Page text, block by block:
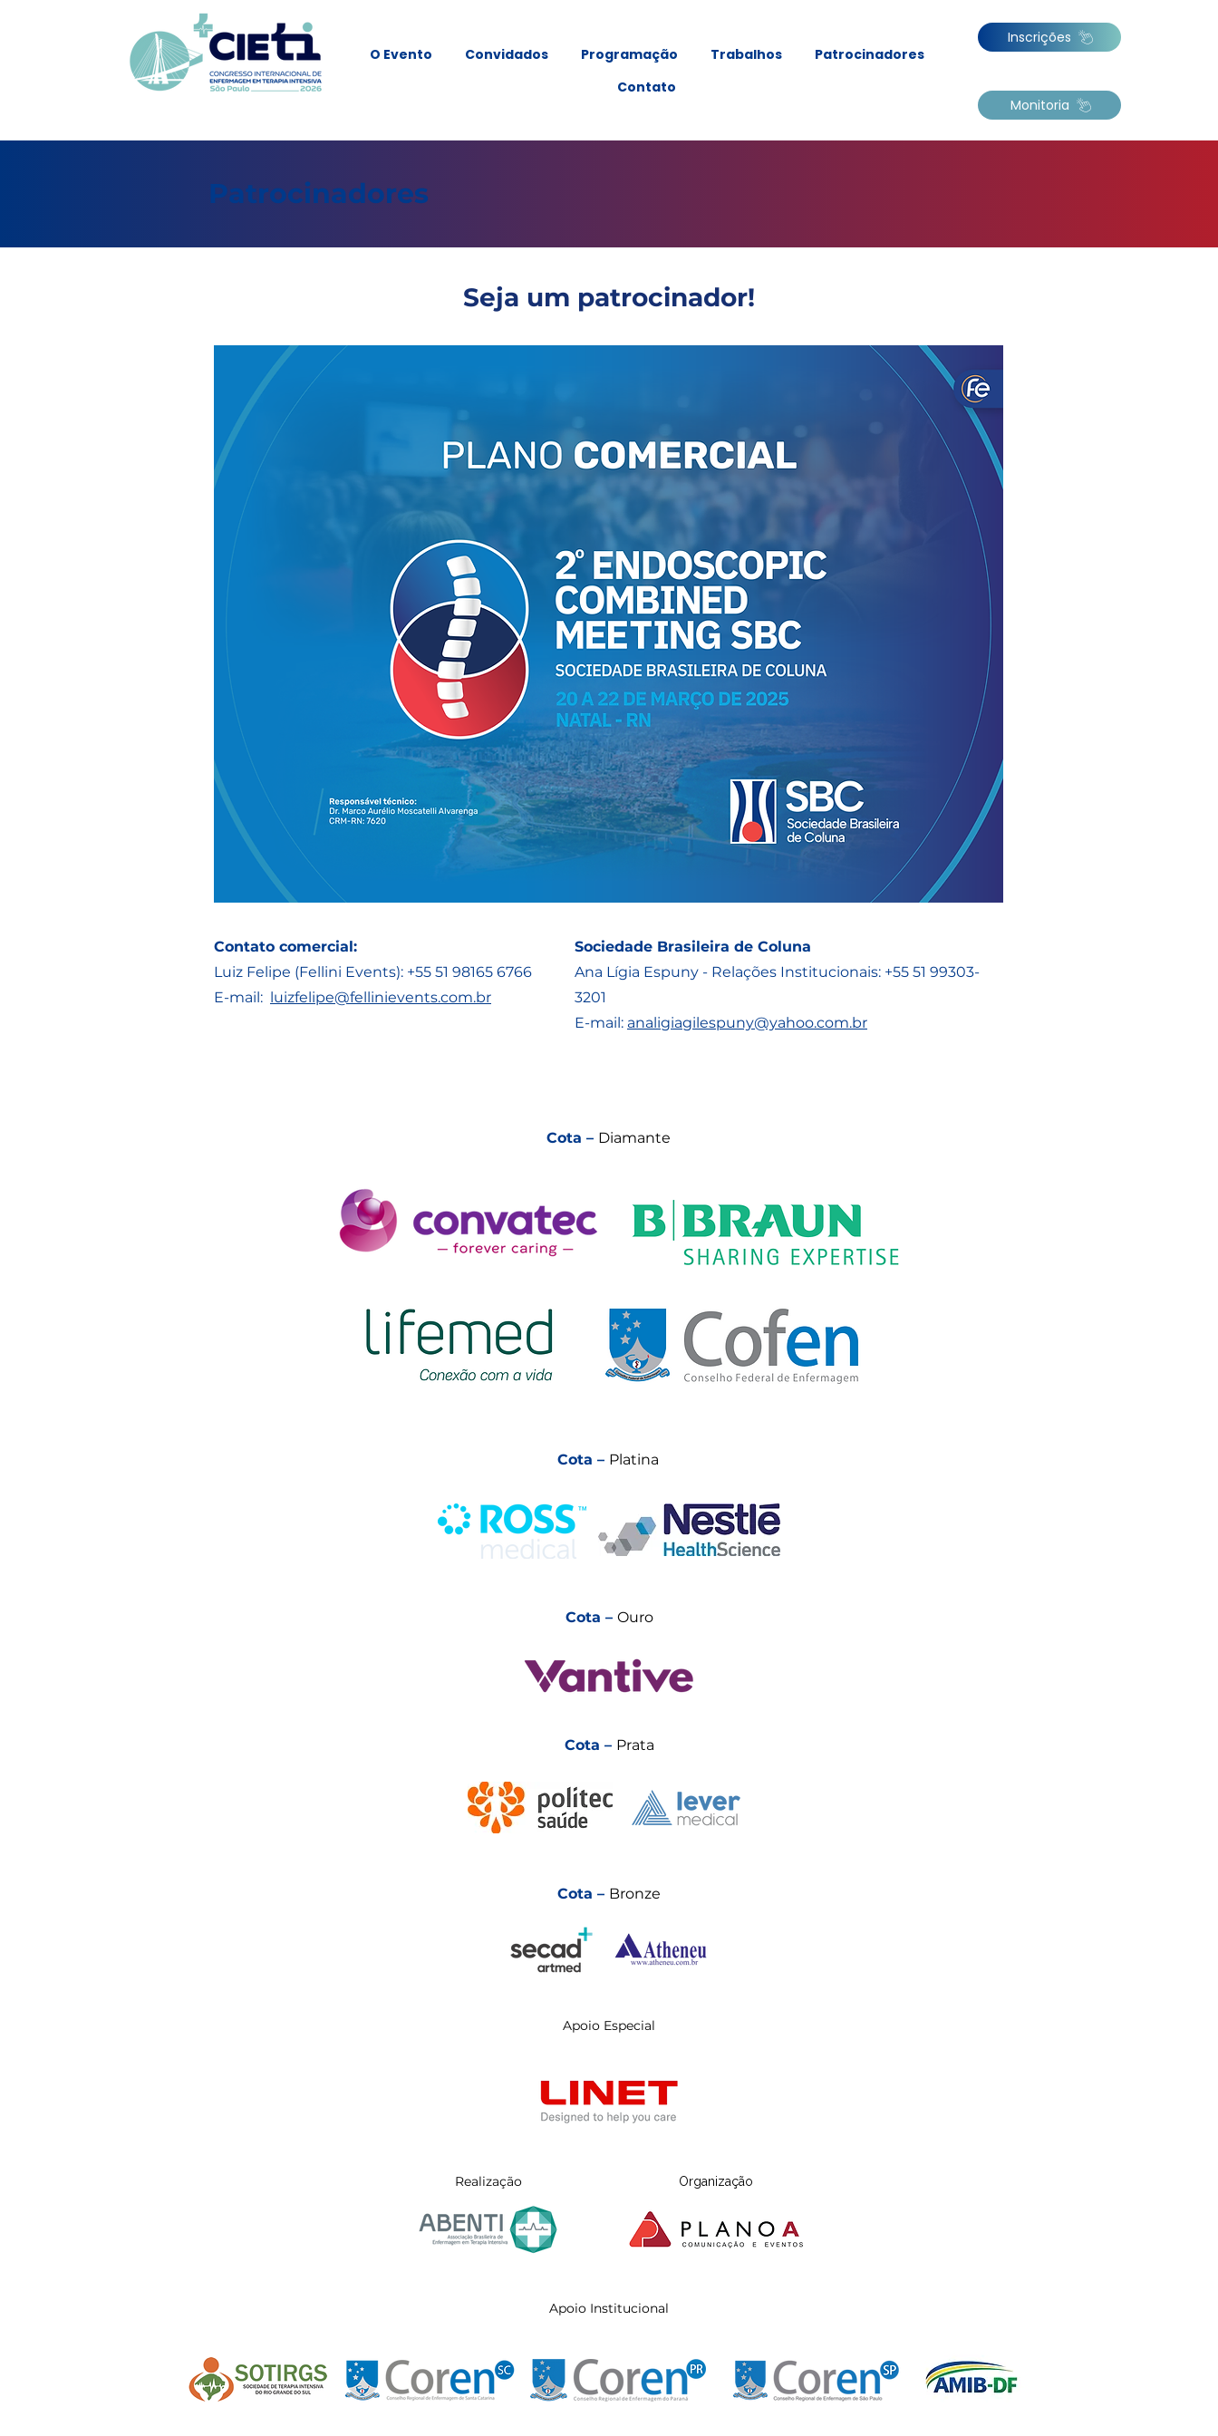
O Evento Convidados Programação Trabalhos
Patrocinadores
Contato
Inscrições
Monitoria
Patrocinadores
Seja um patrocinador!
Contato comercial:
Luiz Felipe (Fellini Events): +55 51 98165 6766
E-mail: luizfelipe@fellinievents.com.br
Sociedade Brasileira de Coluna
Ana Lígia Espuny - Relações Institucionais: +55 51 99303-
3201
E-mail: analigiagilespuny@yahoo.com.br
Cota – Diamante
Cota – Platina
Cota – Ouro
Cota – Prata
Cota – Bronze
Apoio Especial
Realização Organização
Apoio Institucional